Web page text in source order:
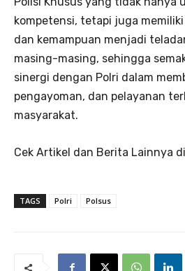
kompetensi, tetapi juga
dan kemampuan menjadi
masing-masing, sehingga
sinergi dengan Polri dalam
pengayoman, dan pelayanan
masyarakat.
Cek Artikel dan Berita Lainnya di
TAGS Polri Polsus